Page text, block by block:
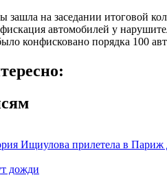
на заседании итоговой
автомобилей у
конфисковано порядка 100
Ищиулова прилетела в
дожди